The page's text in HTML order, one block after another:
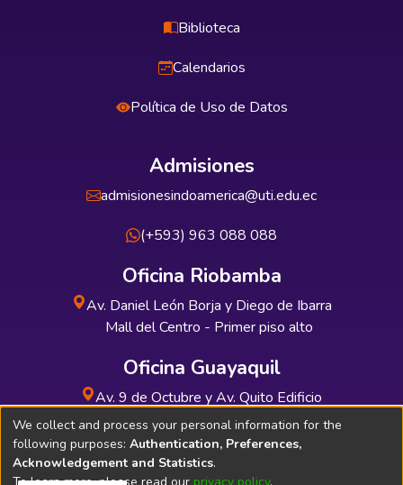
Biblioteca
Calendarios
Política de Uso de Datos
Admisiones
admisionesindoamerica@uti.edu.ec
(+593) 963 088 088
Oficina Riobamba
Av. Daniel León Borja y Diego de Ibarra
Mall del Centro - Primer piso alto
Oficina Guayaquil
Av. 9 de Octubre y Av. Quito Edificio
INDUAUTO - Planta baja
We collect and process your personal information for the
following purposes: Authentication, Preferences,
Acknowledgement and Statistics.